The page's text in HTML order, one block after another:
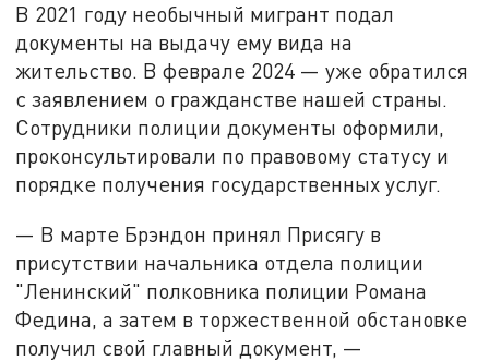
В 2021 году необычный мигрант подал
документы на выдачу ему вида на
жительство. В феврале 2024 — уже обратился
с заявлением о гражданстве нашей страны.
Сотрудники полиции документы оформили,
проконсультировали по правовому статусу и
порядке получения государственных услуг.
— В марте Брэндон принял Присягу в
присутствии начальника отдела полиции
"Ленинский" полковника полиции Романа
Федина, а затем в торжественной обстановке
получил свой главный документ, —